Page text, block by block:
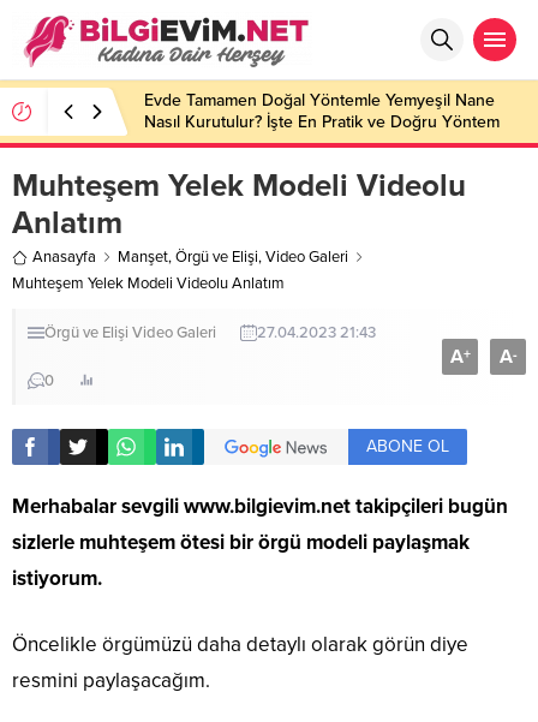
Evde Tamamen Doğal Yöntemle Yemyeşil Nane
Nasıl Kurutulur? İşte En Pratik ve Doğru Yöntem
Muhteşem Yelek Modeli Videolu
Anlatım
Anasayfa Manşet,Örgü ve Elişi,Video Galeri
Muhteşem Yelek Modeli Videolu Anlatım
Örgü ve Elişi Video Galeri 27.04.2023 21:43
0
A+ A-
ABONE OL
Merhabalar sevgiliwww.bilgievim.nettakipçileri bugün
sizlerle muhteşem ötesi bir örgü modeli paylaşmak
istiyorum.
Öncelikle örgümüzü daha detaylı olarak görün diye
resmini paylaşacağım.